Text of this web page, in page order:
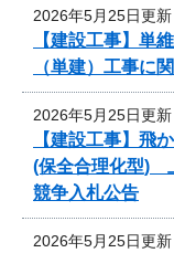
2026年5月25日更新
【建設工事】単
（単建）工事に
2026年5月25日更新
【建設工事】飛
(保全合理化型)
競争入札公告
2026年5月25日更新